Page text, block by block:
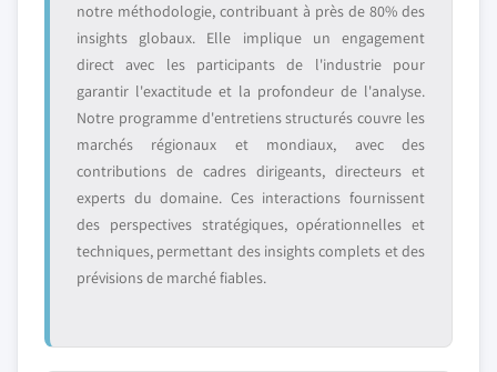
notre méthodologie, contribuant à près de 80% des
insights globaux. Elle implique un engagement
direct avec les participants de l'industrie pour
garantir l'exactitude et la profondeur de l'analyse.
Notre programme d'entretiens structurés couvre les
marchés régionaux et mondiaux, avec des
contributions de cadres dirigeants, directeurs et
experts du domaine. Ces interactions fournissent
des perspectives stratégiques, opérationnelles et
techniques, permettant des insights complets et des
prévisions de marché fiables.